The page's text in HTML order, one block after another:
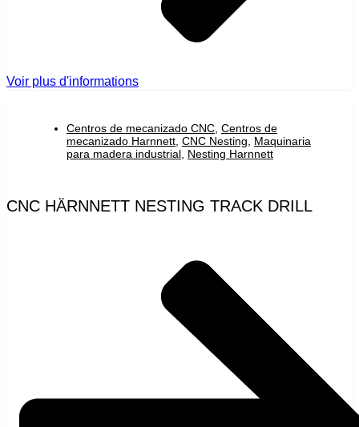
Voir plus d'informations
Centros de mecanizado CNC, Centros de
mecanizado Harnnett, CNC Nesting, Maquinaria
para madera industrial, Nesting Harnnett
CNC HÄRNNETT NESTING TRACK DRILL